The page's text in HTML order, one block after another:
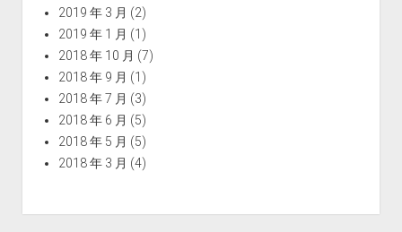
2019 年 3 月 (2)
2019 年 1 月 (1)
2018 年 10 月 (7)
2018 年 9 月 (1)
2018 年 7 月 (3)
2018 年 6 月 (5)
2018 年 5 月 (5)
2018 年 3 月 (4)